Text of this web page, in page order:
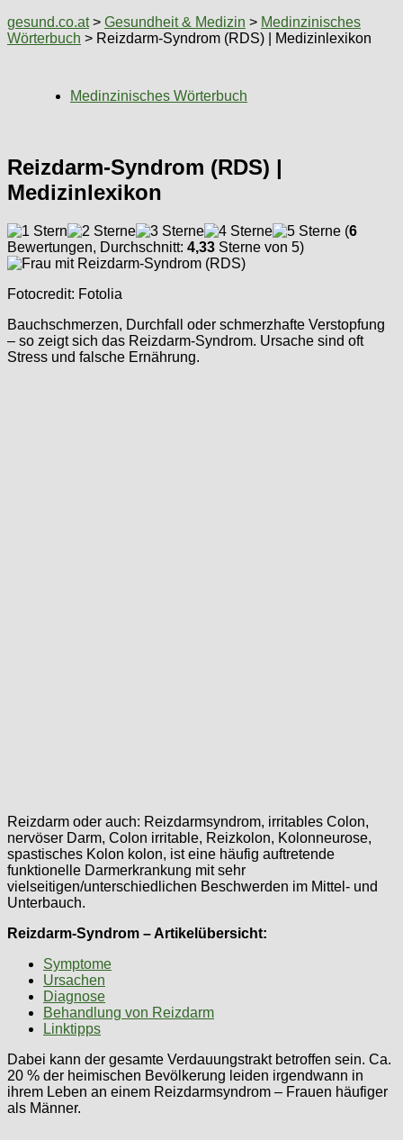
gesund.co.at> Gesundheit & Medizin > Medinzinisches
Wörterbuch > Reizdarm-Syndrom (RDS) | Medizinlexikon
Medinzinisches Wörterbuch
Reizdarm-Syndrom (RDS) |
Medizinlexikon
(6
Bewertungen, Durchschnitt: 4,33 Sterne von 5)
Fotocredit: Fotolia
Bauchschmerzen, Durchfall oder schmerzhafte Verstopfung
– so zeigt sich das Reizdarm-Syndrom. Ursache sind oft
Stress und falsche Ernährung.
Reizdarm oder auch: Reizdarmsyndrom, irritables Colon,
nervöser Darm, Colon irritable, Reizkolon, Kolonneurose,
spastisches Kolon kolon, ist eine häufig auftretende
funktionelle Darmerkrankung mit sehr
vielseitigen/unterschiedlichen Beschwerden im Mittel- und
Unterbauch.
Reizdarm-Syndrom – Artikelübersicht:
Symptome
Ursachen
Diagnose
Behandlung von Reizdarm
Linktipps
Dabei kann der gesamte Verdauungstrakt betroffen sein. Ca.
20 % der heimischen Bevölkerung leiden irgendwann in
ihrem Leben an einem Reizdarmsyndrom – Frauen häufiger
als Männer.